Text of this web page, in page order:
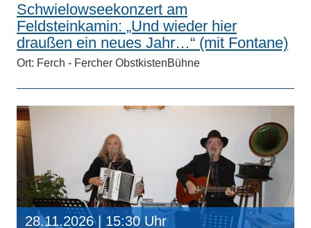
Schwielowseekonzert am
Feldsteinkamin: „Und wieder hier
draußen ein neues Jahr…“ (mit Fontane)
Ort: Ferch - Fercher ObstkistenBühne
28.11.2026| 15:30 Uhr